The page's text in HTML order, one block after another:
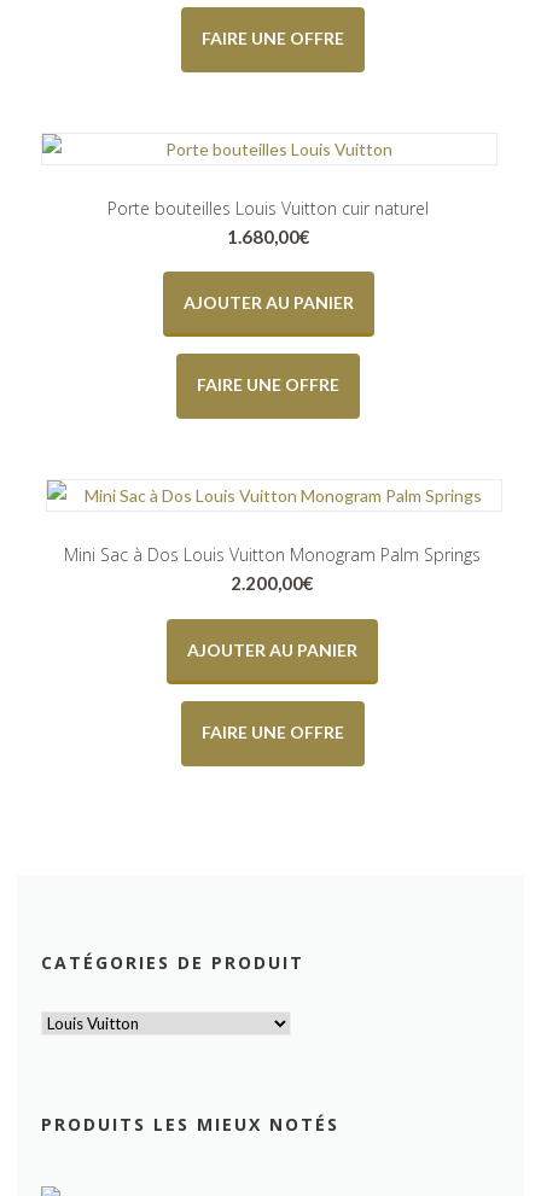
FAIRE UNE OFFRE
Porte bouteilles Louis Vuitton cuir naturel
1.680,00€
AJOUTER AU PANIER
FAIRE UNE OFFRE
Mini Sac à Dos Louis Vuitton Monogram Palm Springs
2.200,00€
AJOUTER AU PANIER
FAIRE UNE OFFRE
CATÉGORIES DE PRODUIT
PRODUITS LES MIEUX NOTÉS